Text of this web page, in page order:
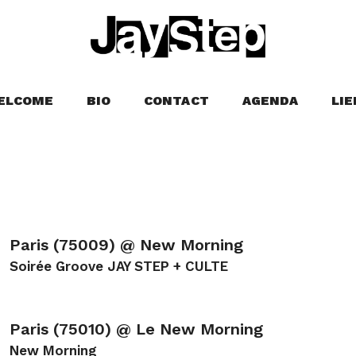
BIO CONTACT AGENDA
Paris (75009) @ New Morning
Soirée Groove JAY STEP + CULTE
Paris (75010) @ Le New Morning
New Morning